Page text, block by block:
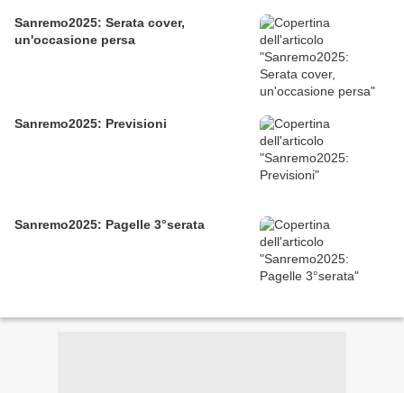
Sanremo2025: Serata cover,
un'occasione persa
Sanremo2025: Previsioni
Sanremo2025: Pagelle 3°serata